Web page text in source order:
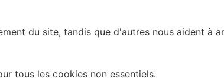
du site, tandis que d'autres nous aident à
tous les cookies non essentiels.